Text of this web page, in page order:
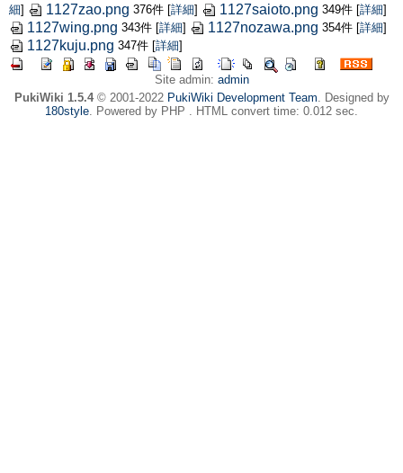
細] 1127zao.png 376件 [詳細] 1127saioto.png 349件 [詳細]
1127wing.png 343件 [詳細] 1127nozawa.png 354件 [詳細]
1127kuju.png 347件 [詳細]
Site admin: admin
PukiWiki 1.5.4© 2001-2022 PukiWiki Development Team. Designed by
180style. Powered by PHP . HTML convert time: 0.012 sec.